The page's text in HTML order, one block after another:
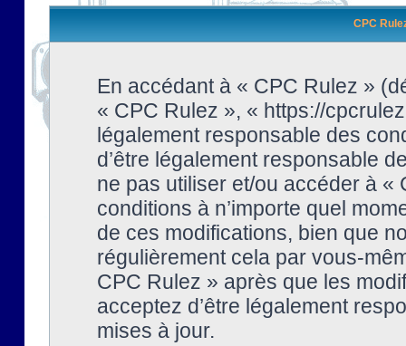
CPC
En accédant à « CPC Rulez »
« CPC Rulez », « https://
légalement responsable des
d’être légalement responsable
ne pas utiliser et/ou accéder à
conditions à n’importe quel
de ces modifications, bien que
régulièrement cela par vous-
CPC Rulez » après que les
acceptez d’être légalement
mises à jour.